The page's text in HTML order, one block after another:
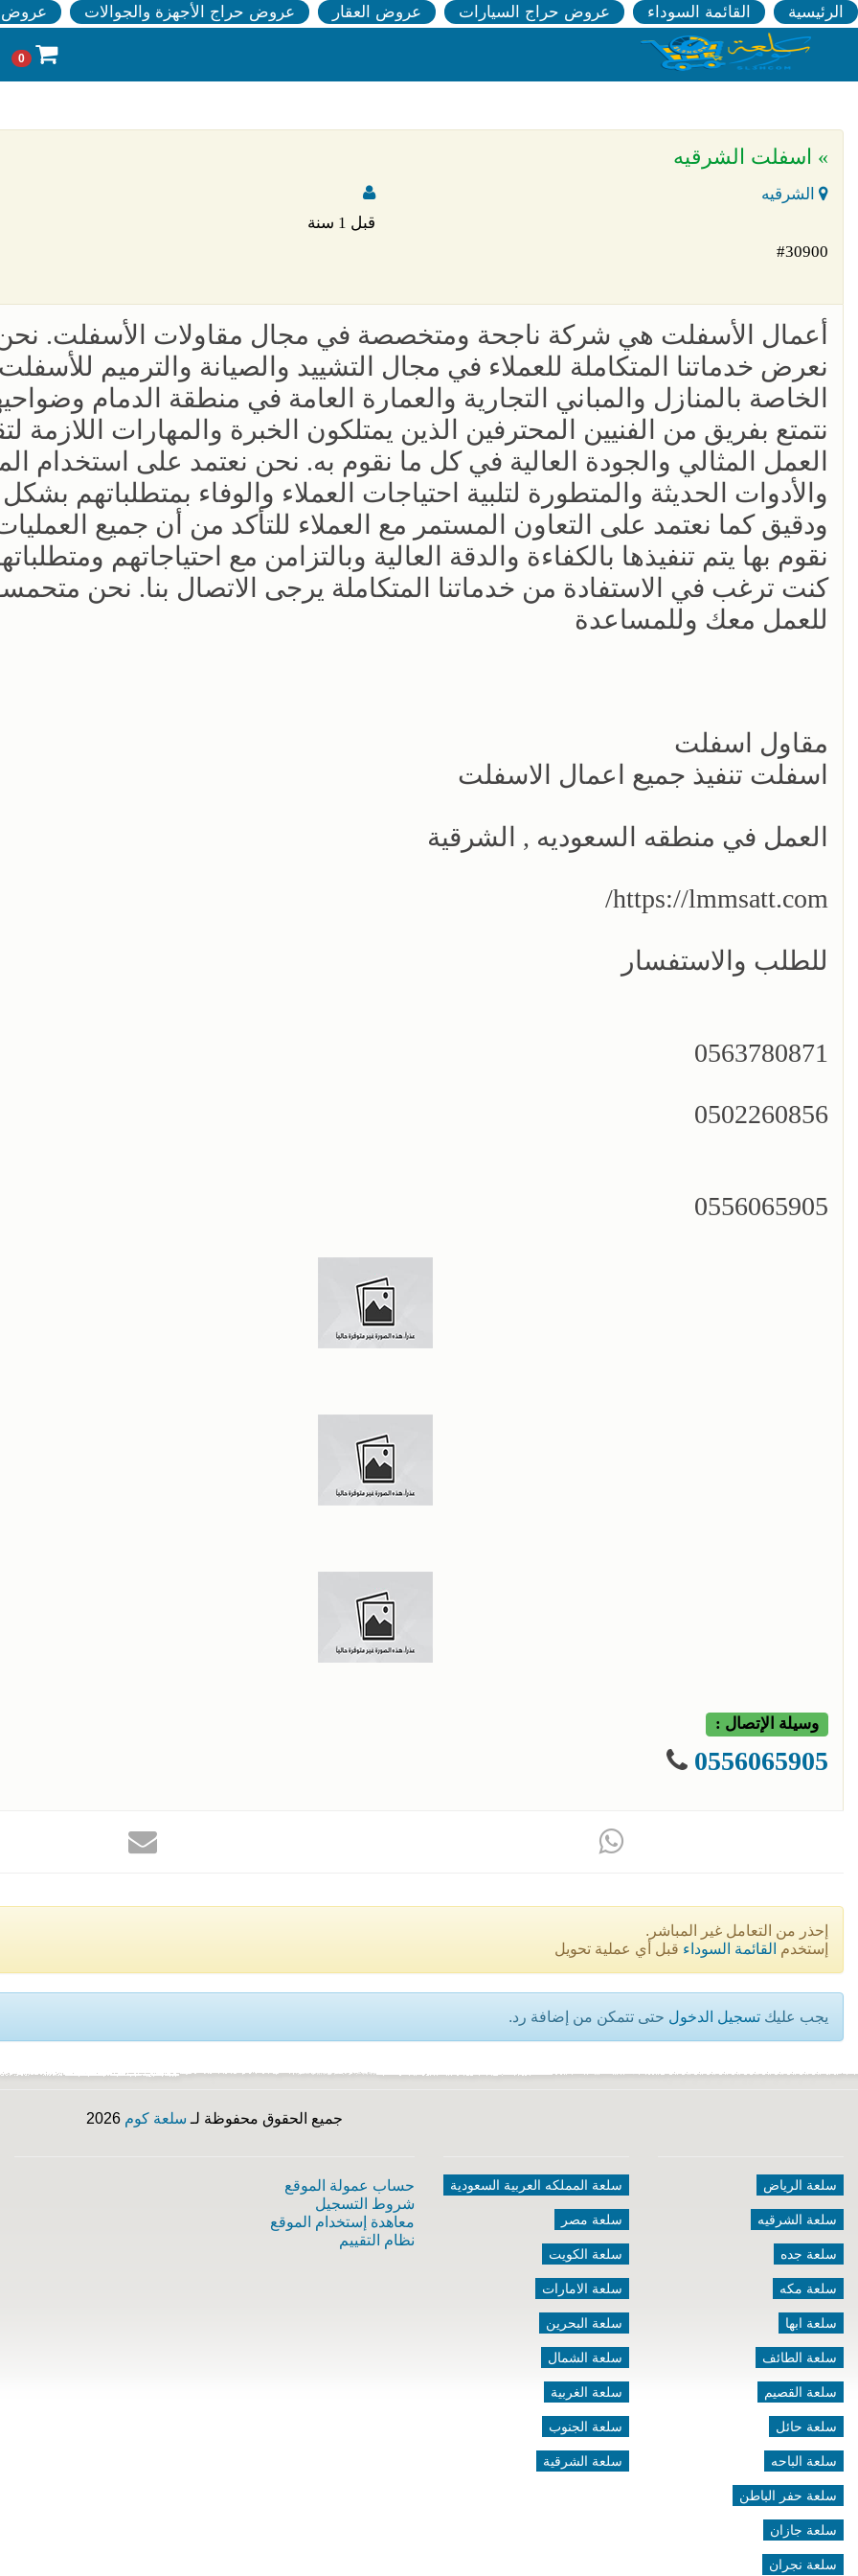
الرئيسية القائمة السوداء عروض حراج السيارات عروض العقار عروض حراج الأجهزة والجوالات عروض
0
» اسفلت الشرقيه
الشرقيه
قبل 1 سنة
#30900
أعمال الأسفلت هي شركة ناجحة ومتخصصة في مجال مقاولات الأسفلت.
نعرض خدماتنا المتكاملة للعملاء في مجال التشييد والصيانة والترميم
الخاصة بالمنازل والمباني التجارية والعمارة العامة في منطقة الدمام
نتمتع بفريق من الفنيين المحترفين الذين يمتلكون الخبرة والمهارات اللازمة
العمل المثالي والجودة العالية في كل ما نقوم به. نحن نعتمد على استخدام
والأدوات الحديثة والمتطورة لتلبية احتياجات العملاء والوفاء بمتطلباتهم
ودقيق كما نعتمد على التعاون المستمر مع العملاء للتأكد من أن جميع
نقوم بها يتم تنفيذها بالكفاءة والدقة العالية وبالتزامن مع احتياجاتهم
كنت ترغب في الاستفادة من خدماتنا المتكاملة يرجى الاتصال بنا. نحن
للعمل معك وللمساعدة
مقاول اسفلت
اسفلت تنفيذ جميع اعمال الاسفلت
العمل في منطقه السعوديه , الشرقية
https://lmmsatt.com/
للطلب والاستفسار
0563780871
0502260856
0556065905
وسيلة الإتصال :
0556065905
إحذر من التعامل غير المباشر.
إستخدم القائمة السوداء قبل أي عملية تحويل
يجب عليك تسجيل الدخول حتى تتمكن من إضافة رد.
جميع الحقوق محفوظة لـ سلعة كوم
سلعة الرياض
سلعة الشرقيه
سلعة جده
سلعة مكه
سلعة ابها
سلعة الطائف
سلعة القصيم
سلعة حائل
سلعة الباحه
سلعة حفر الباطن
سلعة جازان
سلعة نجران
سلعة المملكه العربية السعودية
سلعة مصر
سلعة الكويت
سلعة الامارات
سلعة البحرين
سلعة الشمال
سلعة الغربية
سلعة الجنوب
سلعة الشرقية
حساب عمولة الموقع
شروط التسجيل
معاهدة إستخدام الموقع
نظام التقييم